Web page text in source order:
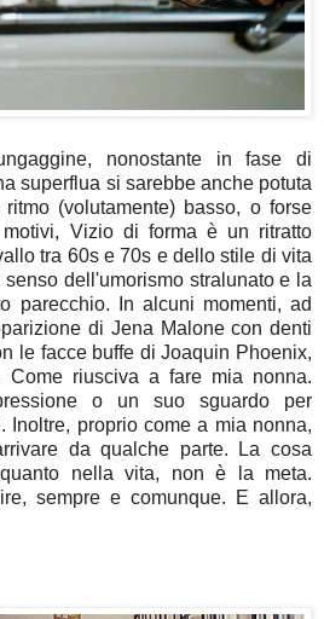
nonostante in fase di
superflua si sarebbe anche potuta
(volutamente) basso, o forse
Vizio di forma è un ritratto
tra 60s e 70s e dello stile di vita
dell'umorismo stralunato e la
parecchio. In alcuni momenti, ad
di Jena Malone con denti
le facce buffe di Joaquin Phoenix,
Come riusciva a fare mia nonna.
o un suo sguardo per
Inoltre, proprio come a mia nonna,
da qualche parte. La cosa
nella vita, non è la meta.
sempre e comunque. E allora,